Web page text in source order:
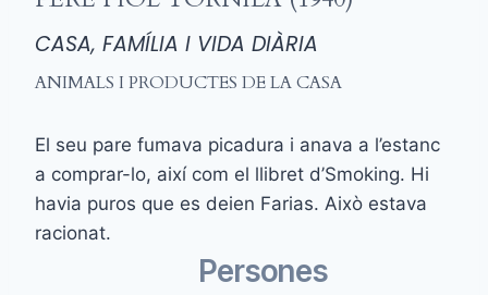
CASA, FAMÍLIA I VIDA DIÀRIA
ANIMALS I PRODUCTES DE LA CASA
El seu pare fumava picadura i anava a l’estanc
a comprar-lo, així com el llibret d’Smoking. Hi
havia puros que es deien Farias. Això estava
racionat.
Persones